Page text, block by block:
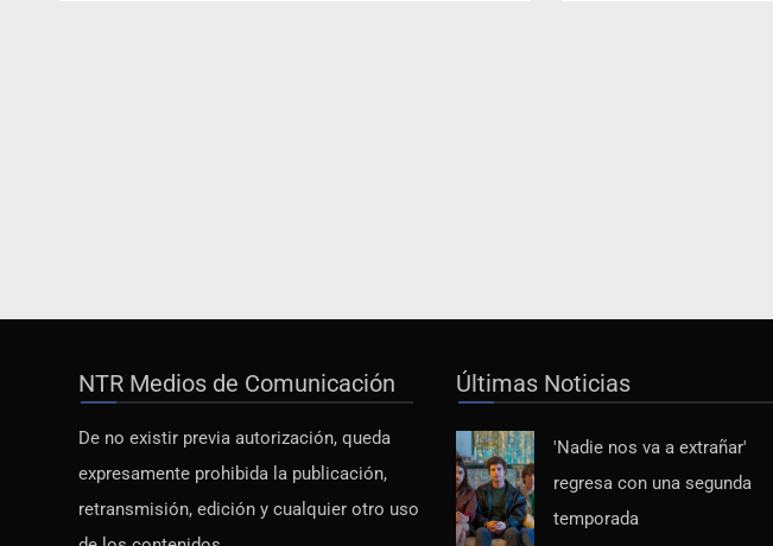
NTR Medios de Comunicación
De no existir previa autorización, queda
expresamente prohibida la publicación,
retransmisión, edición y cualquier otro uso
Últimas Noticias
'Nadie nos va a extrañar'
regresa con una segunda
temporada